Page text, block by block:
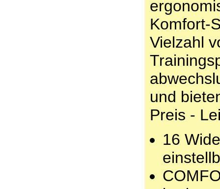
Komfort-
Vielzahl
und
Preis -
16